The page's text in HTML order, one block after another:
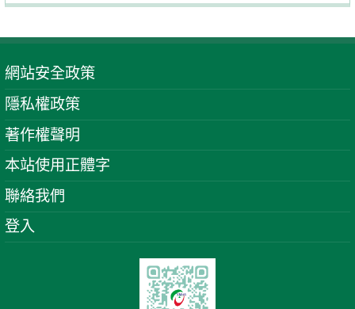
網站安全政策
隱私權政策
著作權聲明
本站使用正體字
聯絡我們
登入